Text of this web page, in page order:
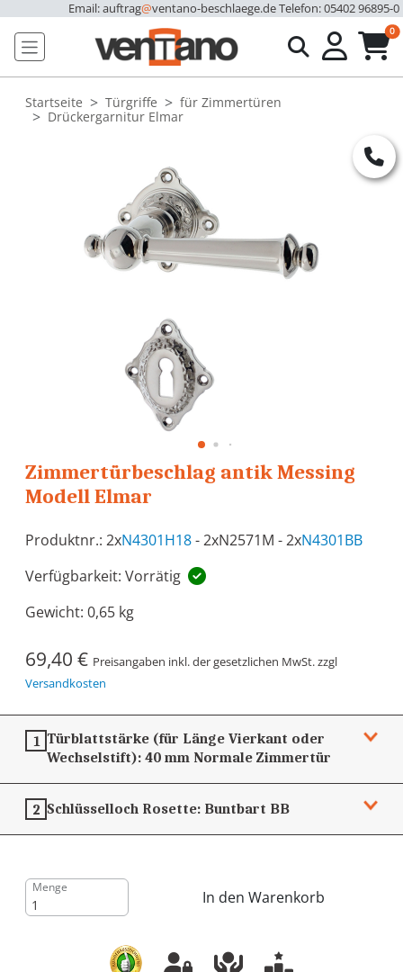
Email: auftrag@ventano-beschlaege.deTelefon: 05402 96895-0
0
Startseite Türgriffe
für Zimmertüren
Drückergarnitur Elmar
Zimmertürbeschlag antik Messing
Modell Elmar
Produktnr.: 2xN4301H18- 2xN2571M - 2xN4301BB
Verfügbarkeit: Vorrätig
Gewicht: 0,65 kg
69,40 € Preisangaben inkl. der gesetzlichen MwSt. zzgl
Versandkosten
1 Türblattstärke (für Länge Vierkant oder
Wechselstift):40 mm Normale Zimmertür
2 Schlüsselloch Rosette: Buntbart BB
Menge
In den Warenkorb